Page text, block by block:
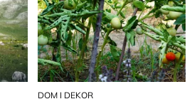
DOM I DEKOR